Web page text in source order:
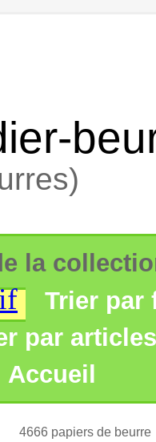
la
Trier par
par
Accueil
4666 papiers de beurre